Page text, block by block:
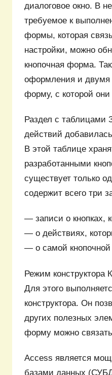
диалоговое окно. В
требуемое к
формы, которая
настройки, можно
кнопочная форма.
оформления и двумя
форму, с которой они
Раздел с таблицами
действий
В этой таблице
разработанными
существует только
содержит всего три
— записи о кнопках,
— о действиях,
— о самой
Режим
Для этого
конструктора. Он
других полезных
форму можно
Access является
базами данных